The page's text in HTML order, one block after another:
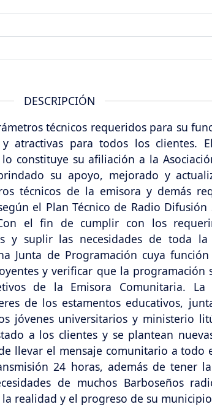
DESCRIPCIÓN
técnicos requeridos para su
atractivas para todos los clientes.
constituye su afiliación a la
su apoyo, mejorado y
técnicos de la emisora y demás
el Plan Técnico de Radio Difusión
el fin de cumplir con los
y suplir las necesidades de toda la
Junta de Programación cuya
y verificar que la programación
de la Emisora Comunitaria. La
de los estamentos educativos,
jóvenes universitarios y ministerio
a los clientes y se plantean
llevar el mensaje comunitario a todo
24 horas, además de tener
de muchos Barboseños
realidad y el progreso de su